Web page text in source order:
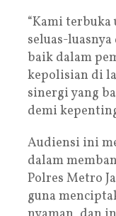
“Kami
seluas-
baik dalam
kepolisian di
sinergi yang
demi
Audiensi ini
dalam
Polres Metro
guna